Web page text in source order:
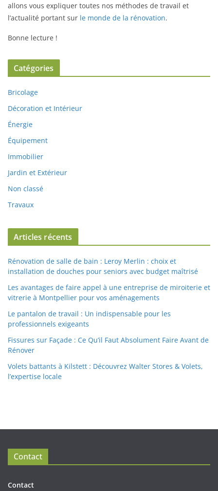
allons vous expliquer toutes nos méthodes de travail et
l’actualité portant sur le monde de la rénovation.
Bonne lecture !
Catégories
Bricolage
Décoration et Intérieur
Énergie
Équipement
Immobilier
Jardin et Extérieur
Non classé
Travaux
Articles récents
Rénovation de salle de bain : Leroy Merlin : choix et
installation de douches pour seniors avec budget maîtrisé
Les avantages de faire appel à une entreprise de miroiterie et
vitrerie à Montpellier pour vos aménagements
Le pantalon de travail : Un indispensable pour les
professionnels exigeants
Fissures sur Façade : Ce Qu’il Faut Absolument Faire Avant de
Rénover
Volets battants à Kilstett : Découvrez Walter Stores & Volets,
l’expertise locale
Contact
Contact